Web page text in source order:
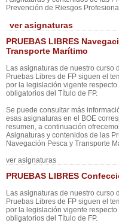
Prevención de Riesgos
ver asignaturas
PRUEBAS LIBRES
Transporte Marítimo
Las asignaturas de nuestro curso
Pruebas Libres de FP siguen el
por la legislación vigente
obligatorios del Título de FP.
Se puede consultar más
esas asignaturas en el BOE
resumen, a continuación
Asignaturas y contenidos de las
Navegación Pesca y Transporte
ver asignaturas
PRUEBAS LIBRES
Las asignaturas de nuestro curso
Pruebas Libres de FP siguen el
por la legislación vigente
obligatorios del Título de FP.